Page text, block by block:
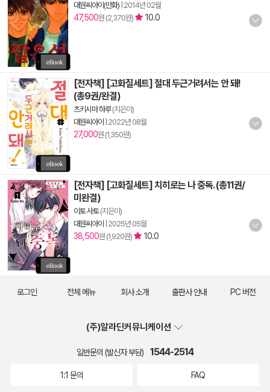
대원씨아이(만화) 2014년 02월
47,500원 (2,370원) 10.0
[전자책] [고화질세트] 절대 두근거려서는 안 돼!
(총9권/완결)
츠키시마 하루(지은이)
대원씨아이
2022년 08월
27,000원 (1,350원)
[전자책] [고화질세트] 치히로는 나 중독. (총11권/
미완결)
이토 사토(지은이)
대원씨아이
2025년 05월
38,500원 (1,920원) 10.0
로그인 전체 메뉴 회사 소개 출판사 안내 PC 버전
(주)알라딘커뮤니케이션
일반문의 (발신자 부담) 1544-2514
1:1 문의 FAQ